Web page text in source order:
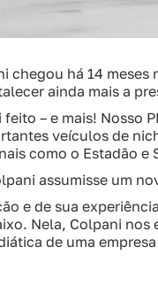
chegou há 14
ainda mais a
– e mais! Nosso
veículos de
como o Estadão e
assumisse um
e de sua
Nela, Colpani
de uma